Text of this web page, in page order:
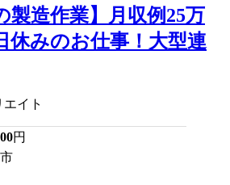
製造作業】月収例25万
休みのお仕事！大型連
イト
円